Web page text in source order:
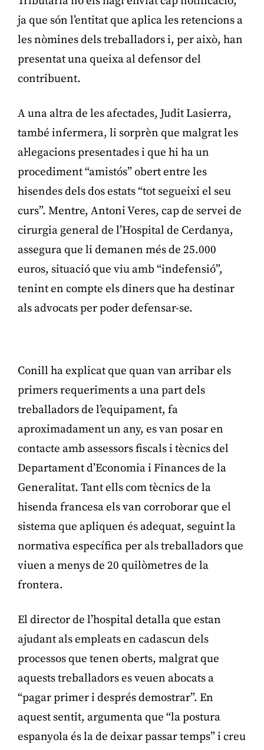
ja que són l’entitat que aplica les retencions a
les nòmines dels treballadors i, per això, han
presentat una queixa al defensor del
contribuent.
A una altra de les afectades, Judit Lasierra,
també infermera, li sorprèn que malgrat les
al·legacions presentades i que hi ha un
procediment “amistós” obert entre les
hisendes dels dos estats “tot segueixi el seu
curs”. Mentre, Antoni Veres, cap de servei de
cirurgia general de l’Hospital de Cerdanya,
assegura que li demanen més de 25.000
euros, situació que viu amb “indefensió”,
tenint en compte els diners que ha destinar
als advocats per poder defensar-se.
Conill ha explicat que quan van arribar els
primers requeriments a una part dels
treballadors de l’equipament, fa
aproximadament un any, es van posar en
contacte amb assessors fiscals i tècnics del
Departament d’Economia i Finances de la
Generalitat. Tant ells com tècnics de la
hisenda francesa els van corroborar que el
sistema que apliquen és adequat, seguint la
normativa específica per als treballadors que
viuen a menys de 20 quilòmetres de la
frontera.
El director de l’hospital detalla que estan
ajudant als empleats en cadascun dels
processos que tenen oberts, malgrat que
aquests treballadors es veuen abocats a
“pagar primer i després demostrar”. En
aquest sentit, argumenta que “la postura
espanyola és la de deixar passar temps” i creu